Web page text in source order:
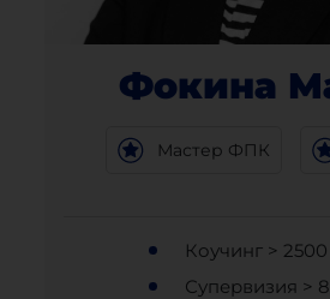
Фокина
Мастер ФПК
Коучинг > 2500
Супервизия >